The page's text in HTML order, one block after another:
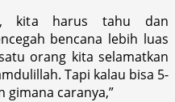
kita harus tahu dan
bencana lebih luas
orang kita selamatkan
Tapi kalau bisa 5-
gimana caranya,”